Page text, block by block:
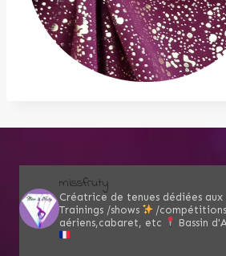
missfruty
Créatrice de tenues dédiées aux
Trainings /shows
/compétitions
aériens,cabaret, etc
Bassin